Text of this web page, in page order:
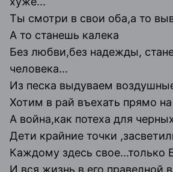
Ты смотри в свои оба,а то
А то станешь калека
Без любви,без надежды,
человека...
Из песка выдуваем
Хотим в рай въехать прямо на
А война,как потеха для
Дети крайние точки
Каждому здесь свое...только
И вся жизнь в его праведной